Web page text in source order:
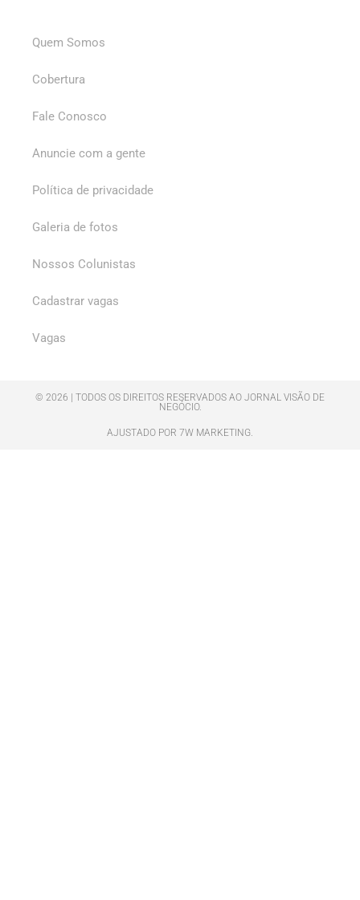
Quem Somos
Cobertura
Fale Conosco
Anuncie com a gente
Política de privacidade
Galeria de fotos
Nossos Colunistas
Cadastrar vagas
Vagas
© 2026 | TODOS OS DIREITOS RESERVADOS AO JORNAL VISÃO DE
NEGÓCIO.
AJUSTADO POR 7W MARKETING.